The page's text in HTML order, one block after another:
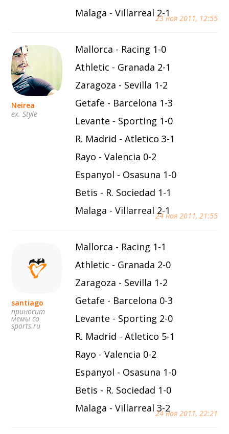
23 ноя 2011, 12:55
Malaga - Villarreal 2-1
Neirea
ex. Style
24 ноя 2011, 21:55
Mallorca - Racing 1-0
Athletic - Granada 2-1
Zaragoza - Sevilla 1-2
Getafe - Barcelona 1-3
Levante - Sporting 1-0
R. Madrid - Atletico 3-1
Rayo - Valencia 0-2
Espanyol - Osasuna 1-0
Betis - R. Sociedad 1-1
Malaga - Villarreal 2-1
santiago
приносит
мемы со
sports.ru
24 ноя 2011, 22:21
Mallorca - Racing 1-1
Athletic - Granada 2-0
Zaragoza - Sevilla 1-2
Getafe - Barcelona 0-3
Levante - Sporting 2-0
R. Madrid - Atletico 5-1
Rayo - Valencia 0-2
Espanyol - Osasuna 1-0
Betis - R. Sociedad 1-0
Malaga - Villarreal 3-2